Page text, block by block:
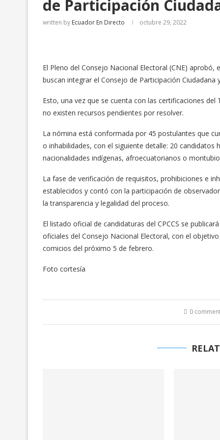
de Participación
written by Ecuador En Directo octubre 29, 2022
El Pleno del Consejo Nacional Electoral (CNE)
buscan integrar el Consejo de Participación Ciudadana
Esto, una vez que se cuenta con las certificaciones
no existen recursos pendientes por resolver.
La nómina está conformada por 45 postulantes que
o inhabilidades, con el siguiente detalle: 20
nacionalidades indígenas, afroecuatorianos o
La fase de verificación de requisitos, prohibiciones e
establecidos y contó con la participación de
la transparencia y legalidad del proceso.
El listado oficial de candidaturas del CPCCS se
oficiales del Consejo Nacional Electoral, con el
comicios del próximo 5 de febrero.
Foto cortesía
0